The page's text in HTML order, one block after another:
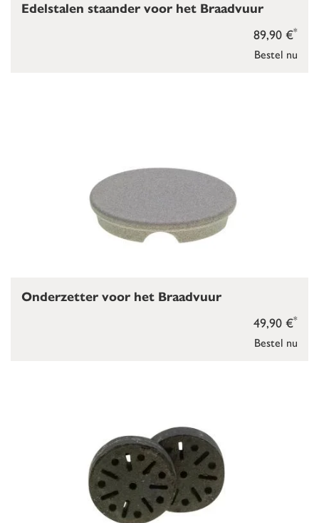
Bestel nu
89,90 €*
Edelstalen staander voor het Braadvuur
Bestel nu
49,90 €*
Onderzetter voor het Braadvuur